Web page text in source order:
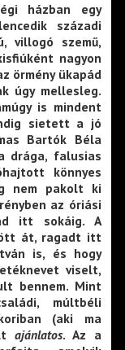
házban egy
századi
villogó szemű,
nagyon
örmény ükapád
úgy mellesleg.
is mindent
sietett a jó
Bartók Béla
drága, falusias
könnyes
nem pakolt ki
az óriási
itt sokáig. A
át, ragadt itt
is, és hogy
viselt,
bennem. Mint
múltbéli
(aki ma
ajánlatos. Az a